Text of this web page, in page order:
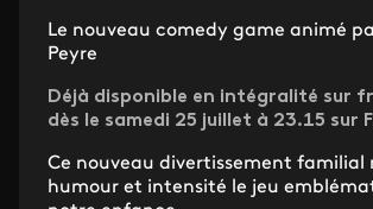
Le nouveau comedy game animé
Peyre
Déjà disponible en intégralité sur
dès le samedi 25 juillet à 23.15 sur
Ce nouveau divertissement familial
humour et intensité le jeu